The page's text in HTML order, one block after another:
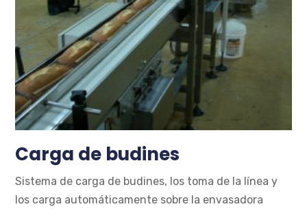
Carga de budines
Sistema de carga de budines, los toma de la línea y
los carga automáticamente sobre la envasadora